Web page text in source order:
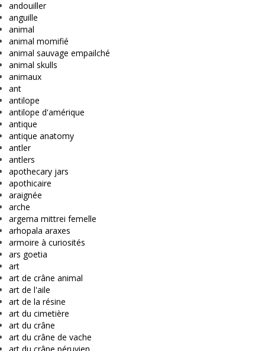
andouiller
anguille
animal
animal momifié
animal sauvage empailché
animal skulls
animaux
ant
antilope
antilope d'amérique
antique
antique anatomy
antler
antlers
apothecary jars
apothicaire
araignée
arche
argema mittrei femelle
arhopala araxes
armoire à curiosités
ars goetia
art
art de crâne animal
art de l'aile
art de la résine
art du cimetière
art du crâne
art du crâne de vache
art du crâne péruvien